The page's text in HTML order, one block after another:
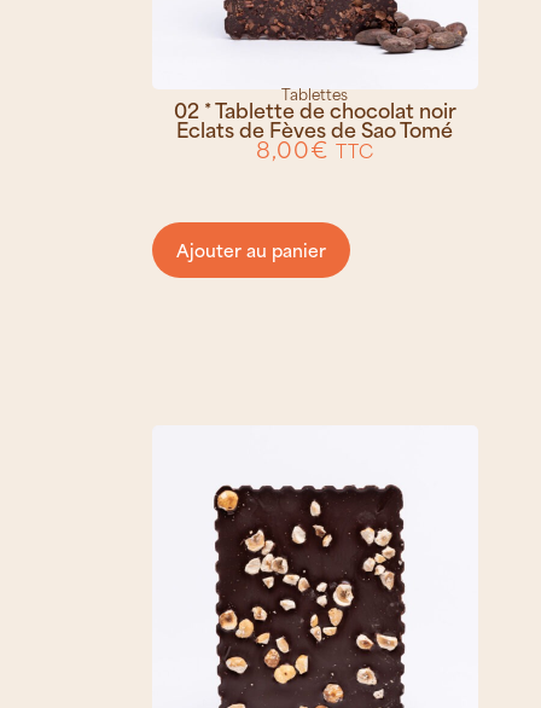
Tablettes
02 * Tablette de chocolat noir
Eclats de Fèves de Sao Tomé
8,00€ TTC
Ajouter au panier